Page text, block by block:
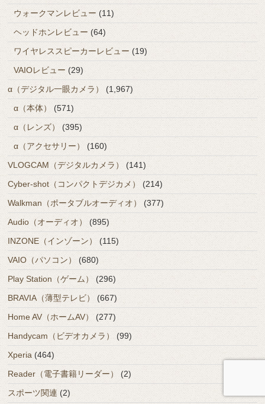
ウォークマンレビュー (11)
ヘッドホンレビュー (64)
ワイヤレススピーカーレビュー (19)
VAIOレビュー (29)
α（デジタル一眼カメラ）
(1,967)
α（本体）
(571)
α（レンズ）
(395)
α（アクセサリー）
(160)
VLOGCAM（デジタルカメラ） (141)
Cyber-shot（コンパクトデジカメ）
(214)
Walkman（ポータブルオーディオ）
(377)
Audio（オーディオ）
(895)
INZONE（インゾーン）
(115)
VAIO（パソコン）
(680)
Play Station（ゲーム） (296)
BRAVIA（薄型テレビ） (667)
Home AV（ホームAV）
(277)
Handycam（ビデオカメラ）
(99)
Xperia (464)
Reader（電子書籍リーダー）
(2)
スポーツ関連 (2)